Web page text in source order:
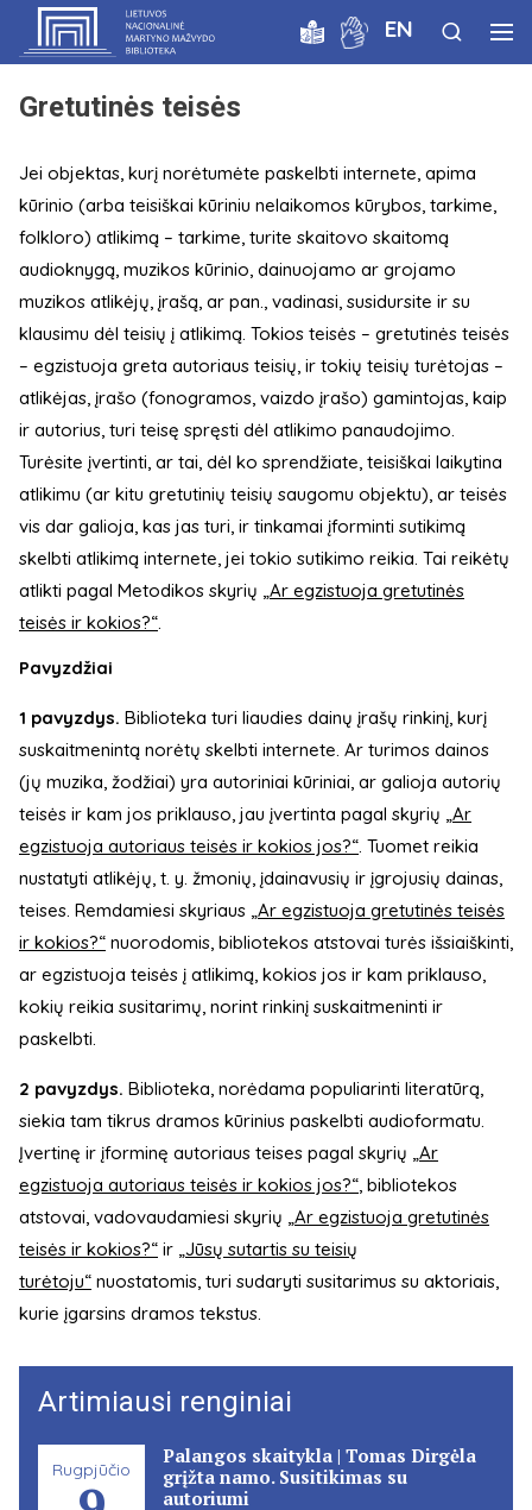
EN
Gretutinės teisės
Jei objektas, kurį norėtumėte paskelbti internete, apima
kūrinio (arba teisiškai kūriniu nelaikomos kūrybos, tarkime,
folkloro) atlikimą – tarkime, turite skaitovo skaitomą
audioknygą, muzikos kūrinio, dainuojamo ar grojamo
muzikos atlikėjų, įrašą, ar pan., vadinasi, susidursite ir su
klausimu dėl teisių į atlikimą. Tokios teisės – gretutinės teisės
– egzistuoja greta autoriaus teisių, ir tokių teisių turėtojas –
atlikėjas, įrašo (fonogramos, vaizdo įrašo) gamintojas, kaip
ir autorius, turi teisę spręsti dėl atlikimo panaudojimo.
Turėsite įvertinti, ar tai, dėl ko sprendžiate, teisiškai laikytina
atlikimu (ar kitu gretutinių teisių saugomu objektu), ar teisės
vis dar galioja, kas jas turi, ir tinkamai įforminti sutikimą
skelbti atlikimą internete, jei tokio sutikimo reikia. Tai reikėtų
atlikti pagal Metodikos skyrių „Ar egzistuoja gretutinės
teisės ir kokios?“
Pavyzdžiai
1 pavyzdys. Biblioteka turi liaudies dainų įrašų rinkinį, kurį
suskaitmenintą norėtų skelbti internete. Ar turimos dainos
(jų muzika, žodžiai) yra autoriniai kūriniai, ar galioja autorių
teisės ir kam jos priklauso, jau įvertinta pagal skyrių „Ar
egzistuoja autoriaus teisės ir kokios jos?“ . Tuomet reikia
nustatyti atlikėjų, t. y. žmonių, įdainavusių ir įgrojusių dainas,
teises. Remdamiesi skyriaus „Ar egzistuoja gretutinės teisės
ir kokios?“ nuorodomis, bibliotekos atstovai turės išsiaiškinti,
ar egzistuoja teisės į atlikimą, kokios jos ir kam priklauso,
kokių reikia susitarimų, norint rinkinį suskaitmeninti ir
paskelbti.
2 pavyzdys. Biblioteka, norėdama populiarinti literatūrą,
siekia tam tikrus dramos kūrinius paskelbti audioformatu.
Įvertinę ir įforminę autoriaus teises pagal skyrių „Ar
egzistuoja autoriaus teisės ir kokios jos?“ , bibliotekos
atstovai, vadovaudamiesi skyrių „Ar egzistuoja gretutinės
teisės ir kokios?“ ir „Jūsų sutartis su teisių
turėtoju“ nuostatomis, turi sudaryti susitarimus su aktoriais,
kurie įgarsins dramos tekstus.
Artimiausi renginiai
Rugpjūčio
Palangos skaitykla | Tomas Dirgėla
grįžta namo. Susitikimas su
autoriumi